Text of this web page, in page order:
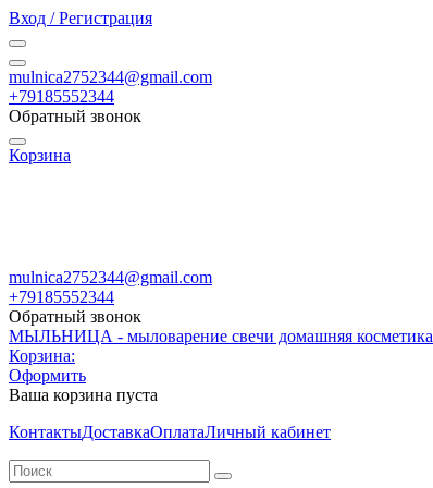
Вход / Регистрация
mulnica2752344@gmail.com
+79185552344
Обратный звонок
Корзина
mulnica2752344@gmail.com
+79185552344
Обратный звонок
МЫЛЬНИЦА - мыловарение свечи домашняя косметика
Корзина:
Оформить
Ваша корзина пуста
КонтактыДоставкаОплатаЛичный кабинет